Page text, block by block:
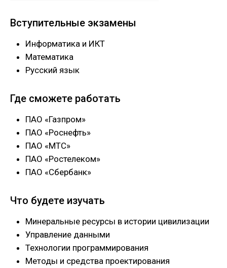
Вступительные экзамены
Информатика и ИКТ
Математика
Русский язык
Где сможете работать
ПАО «Газпром»
ПАО «Роснефть»
ПАО «МТС»
ПАО «Ростелеком»
ПАО «Сбербанк»
Что будете изучать
Минеральные ресурсы в истории цивилизации
Управление данными
Технологии программирования
Методы и средства проектирования